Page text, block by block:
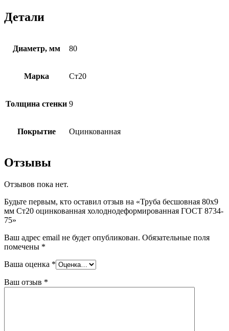
Детали
Диаметр, мм 80
Марка Ст20
Толщина стенки 9
Покрытие Оцинкованная
Отзывы
Отзывов пока нет.
Будьте первым, кто оставил отзыв на «Труба бесшовная 80х9
мм Ст20 оцинкованная холоднодеформированная ГОСТ 8734-
75»
Ваш адрес email не будет опубликован. Обязательные поля
помечены *
Ваша оценка *
Ваш отзыв *